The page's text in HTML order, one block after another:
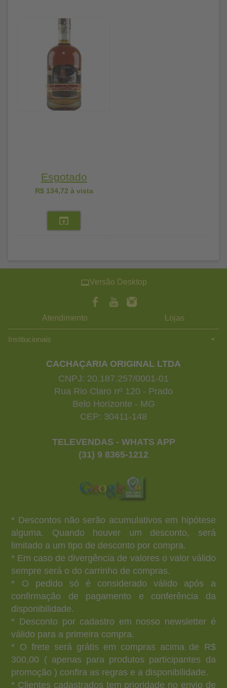
Esgotado
R$ 134,72 à vista
Versão Desktop
Atendimento Lojas
Institucionais
CACHAÇARIA ORIGINAL LTDA
CNPJ: 20.187.257/0001-01
Rua Rio Claro nº 120 - Prado
Belo Horizonte - MG
CEP: 30411-148
TELEVENDAS - WHATS APP
(31) 9 8365-1212
* Descontos não serão acumulativos em hipótese
alguma. Quando houver um desconto, será
limitado a um tipo de desconto por compra.
* Em caso de divergência de valores o valor válido
sempre será o do carrinho de compras.
* O pedido só é considerado válido após a
confirmação de pagamento e conferência da
disponibilidade.
* Desconto por cadastro em nosso newsletter é
válido para a primeira compra.
* O frete será grátis em compras acima de R$
300,00 ( apenas para produtos participantes da
promoção ) confira as regras e a disponibilidade.
* Clientes cadastrados tem prioridade no envio de